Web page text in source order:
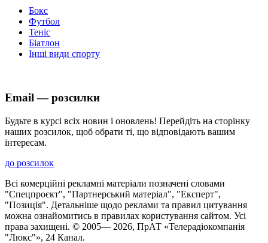
Бокс
Футбол
Теніс
Біатлон
Інші види спорту
Email — розсилки
Будьте в курсі всіх новин і оновлень! Перейдіть на сторінку
наших розсилок, щоб обрати ті, що відповідають вашим
інтересам.
до розсилок
Всі комерційні рекламні матеріали позначені словами
"Спецпроєкт", "Партнерський матеріал", "Експерт",
"Позиція". Детальніше щодо реклами та правил цитування
можна ознайомитись в правилах користування сайтом. Усі
права захищені. © 2005— 2026, ПрАТ «Телерадіокомпанія
"Люкс"», 24 Канал.